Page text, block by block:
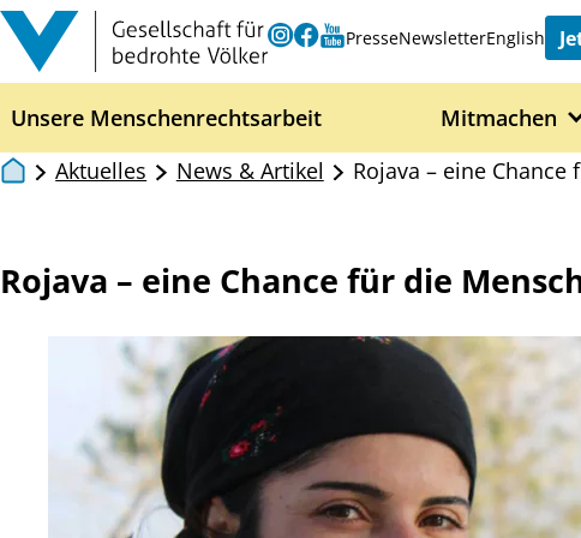
Zum Inhalt springen
Instagram
Facebook
Youtube
PresseNewsletterEnglish
Unsere Menschenrechtsarbeit Mitmachen
Aktuelles
News & Artikel Rojava – eine
Rojava – eine Chance für die